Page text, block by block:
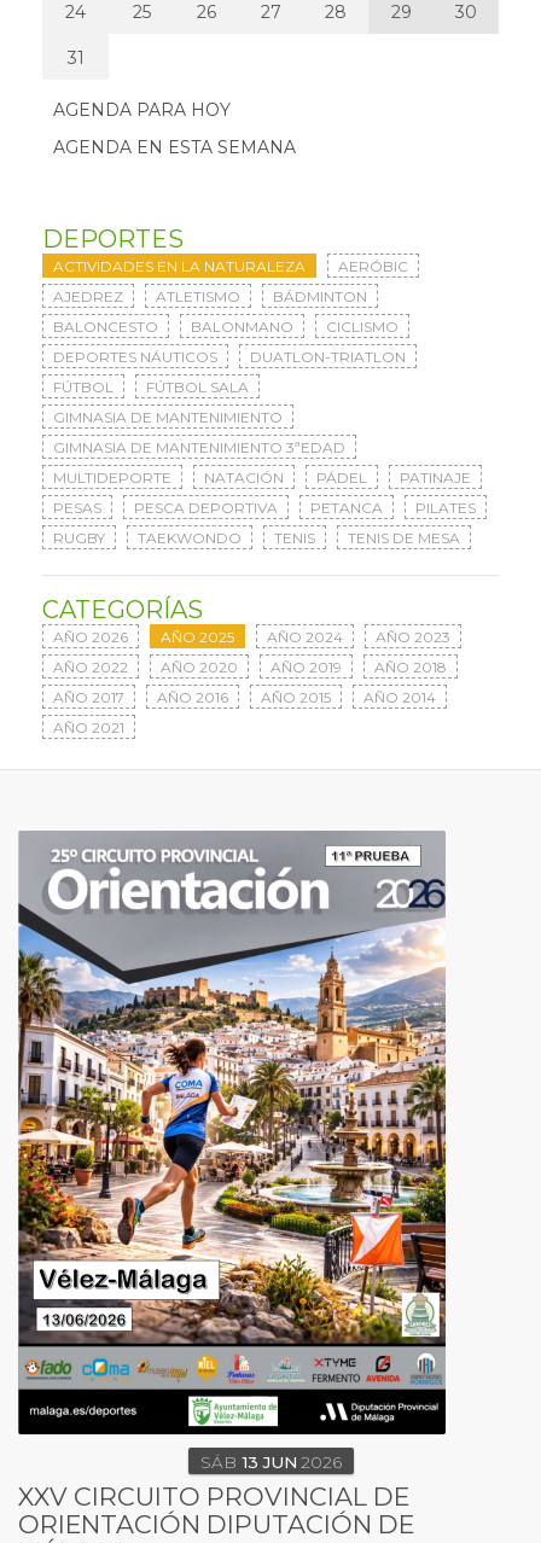
24 25 26 27 28 29 30
31
AGENDA PARA HOY
AGENDA EN ESTA SEMANA
DEPORTES
ACTIVIDADES EN LA NATURALEZA
AERÓBIC
AJEDREZ
ATLETISMO
BÁDMINTON
BALONCESTO
BALONMANO
CICLISMO
DEPORTES NÁUTICOS
DUATLON-TRIATLON
FÚTBOL
FÚTBOL SALA
GIMNASIA DE MANTENIMIENTO
GIMNASIA DE MANTENIMIENTO 3ªEDAD
MULTIDEPORTE
NATACIÓN PÁDEL
PATINAJE
PESAS
PESCA DEPORTIVA PETANCA
PILATES
RUGBY
TAEKWONDO TENIS TENIS DE MESA
CATEGORÍAS
AÑO 2026 AÑO 2025 AÑO 2024
AÑO 2023
AÑO 2022
AÑO 2020 AÑO 2019
AÑO 2018
AÑO 2017
AÑO 2016 AÑO 2015
AÑO 2014
AÑO 2021
SÁB 13 JUN 2026
XXV CIRCUITO PROVINCIAL DE
ORIENTACIÓN DIPUTACIÓN DE